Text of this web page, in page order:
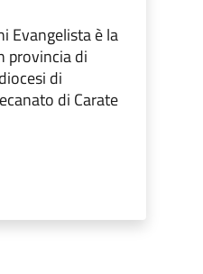
Evangelista è la
provincia di
di
di Carate